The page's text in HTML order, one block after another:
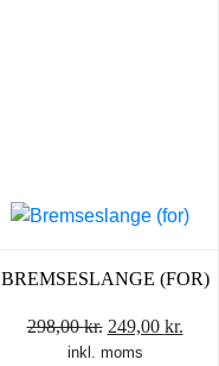
BREMSESLANGE (FOR)
298,00kr. Den
oprindelige
249,00 kr.
inkl. moms